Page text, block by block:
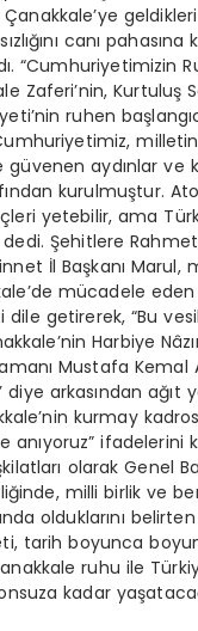
canı
“Cumhuriyetimizin
Zaferi’nin, Kurtuluş
ruhen
aydınlar ve
kurulmuştur.
yetebilir, ama
Şehitlere
İl Başkanı Marul,
mücadele
getirerek, “Bu
Harbiye
Mustafa Kemal
diye arkasından ağıt
kurmay
anıyoruz” ifadelerini
olarak Genel
milli birlik ve
olduklarını belirten
tarih boyunca
ruhu ile
kadar